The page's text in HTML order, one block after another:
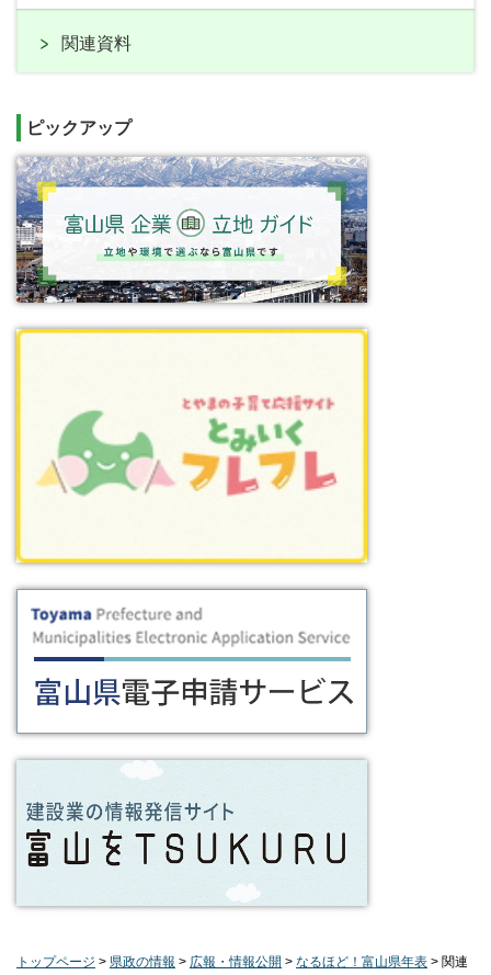
関連資料
ピックアップ
トップページ > 県政の情報 > 広報・情報公開 > なるほど！富山県年表 > 関連